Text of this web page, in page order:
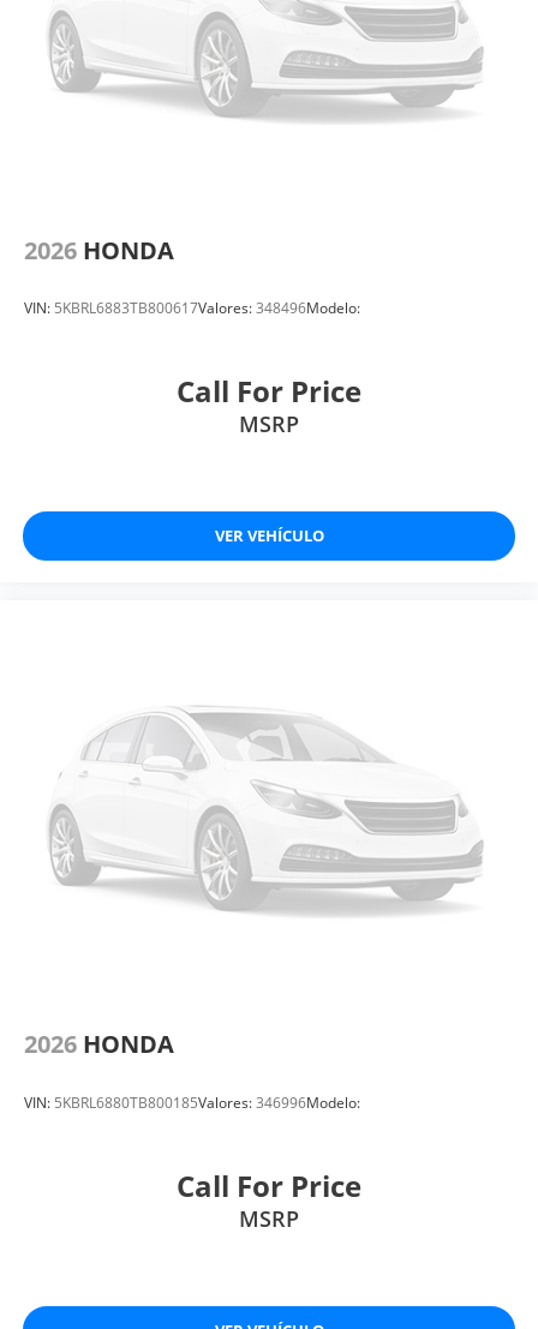
2026 HONDA
VIN: 5KBRL6883TB800617Valores:348496Modelo:
Call For Price
MSRP
VER VEHÍCULO
2026 HONDA
VIN: 5KBRL6880TB800185Valores:346996Modelo:
Call For Price
MSRP